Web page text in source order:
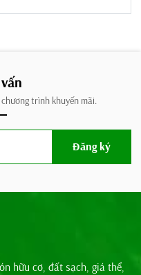
trình khuyến mãi.
Đăng ký
hữu cơ, đất sạch, giá thể,